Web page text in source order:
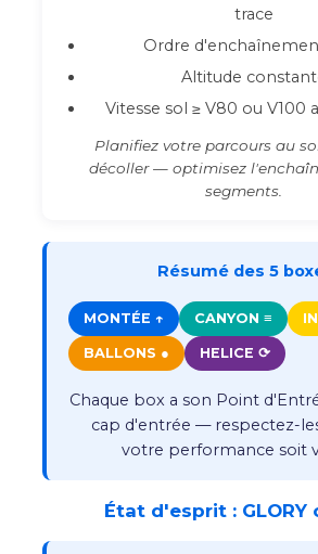
trace
Ordre
Altitude
Vitesse sol ≥ V80 ou V100
Planifiez votre parcours au
décoller — optimisez
segments.
Résumé des 5
MONTÉE ↑ CANYON ≡
BALLONS ● HELICE ⟳
Chaque box a son Point
cap d'entrée — respectez-
votre performance soit
État d'esprit : GLORY